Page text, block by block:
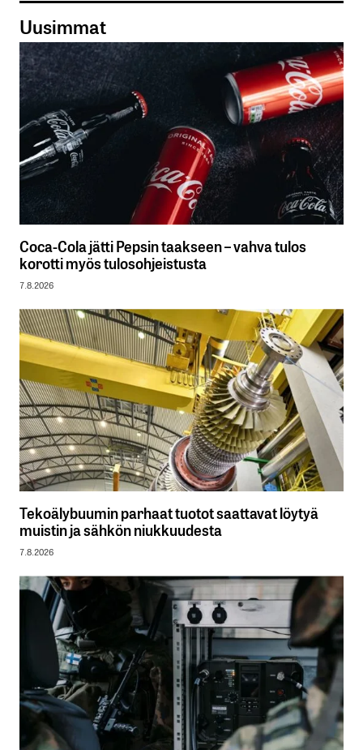
Uusimmat
Coca-Cola jätti Pepsin taakseen – vahva tulos
korotti myös tulosohjeistusta
7.8.2026
Tekoälybuumin parhaat tuotot saattavat löytyä
muistin ja sähkön niukkuudesta
7.8.2026